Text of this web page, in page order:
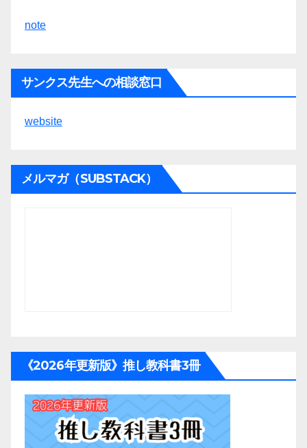
note
サンクス先生への相談窓口
website
メルマガ（SUBSTACK）
《2026年更新版》推し教科書3冊